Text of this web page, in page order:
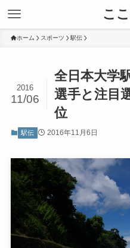
こ
ホーム スポーツ 駅伝
全日本大学
選手と注目
位
2016
11/06
駅伝 2016年11月6日